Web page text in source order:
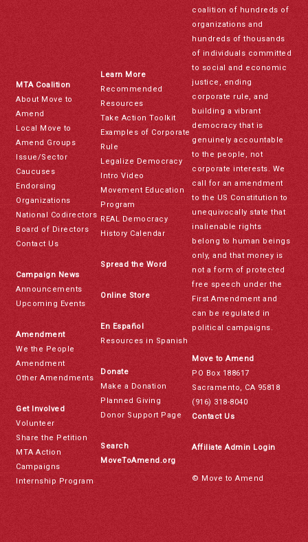
MTA Coalition
About Move to
Amend
Local Move to
Amend Groups
Issue/Sector
Caucuses
Endorsing
Organizations
National Codirectors
Board of Directors
Contact Us
Campaign News
Announcements
Upcoming Events
Amendment
We the People
Amendment
Other Amendments
Get Involved
Volunteer
Share the Petition
MTA Action
Campaigns
Internship Program
Learn More
Recommended
Resources
Take Action Toolkit
Examples of Corporate
Rule
Legalize Democracy
Intro Video
Movement Education
Program
REAL Democracy
History Calendar
Spread the Word
Online Store
En Español
Resources in Spanish
Donate
Make a Donation
Planned Giving
Donor Support Page
Search
MoveToAmend.org
coalition of hundreds of
organizations and
hundreds of thousands
of individuals committed
to social and economic
justice, ending
corporate rule, and
building a vibrant
democracy that is
genuinely accountable
to the people, not
corporate interests. We
call for an amendment
to the US Constitution to
unequivocally state that
inalienable rights
belong to human beings
only, and that money is
not a form of protected
free speech under the
First Amendment and
can be regulated in
political campaigns.
Move to Amend
PO Box 188617
Sacramento, CA 95818
(916) 318-8040
Contact Us
Affiliate Admin Login
© Move to Amend